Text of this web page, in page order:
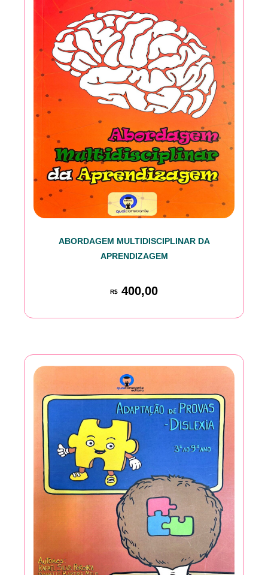
ABORDAGEM MULTIDISCIPLINAR DA
APRENDIZAGEM
R$ 400,00